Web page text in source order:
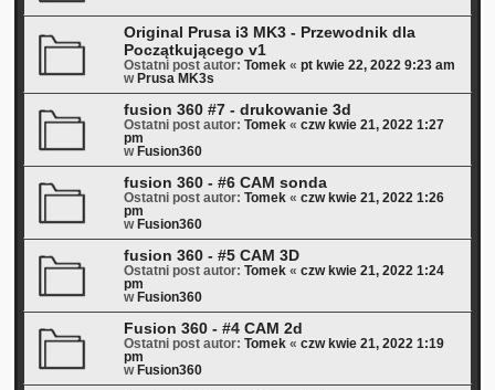
Original Prusa i3 MK3 - Przewodnik dla
Początkującego v1
Ostatni post autor: Tomek« pt kwie 22, 2022 9:23 am
w Prusa MK3s
fusion 360 #7 - drukowanie 3d
Ostatni post autor: Tomek« czw kwie 21, 2022 1:27
pm
w Fusion360
fusion 360 - #6 CAM sonda
Ostatni post autor: Tomek« czw kwie 21, 2022 1:26
pm
w Fusion360
fusion 360 - #5 CAM 3D
Ostatni post autor: Tomek« czw kwie 21, 2022 1:24
pm
w Fusion360
Fusion 360 - #4 CAM 2d
Ostatni post autor: Tomek« czw kwie 21, 2022 1:19
pm
w Fusion360